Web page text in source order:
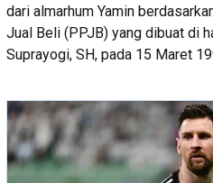
dari almarhum Yamin
Jual Beli (PPJB) yang dibuat di
Suprayogi, SH, pada 15 Maret